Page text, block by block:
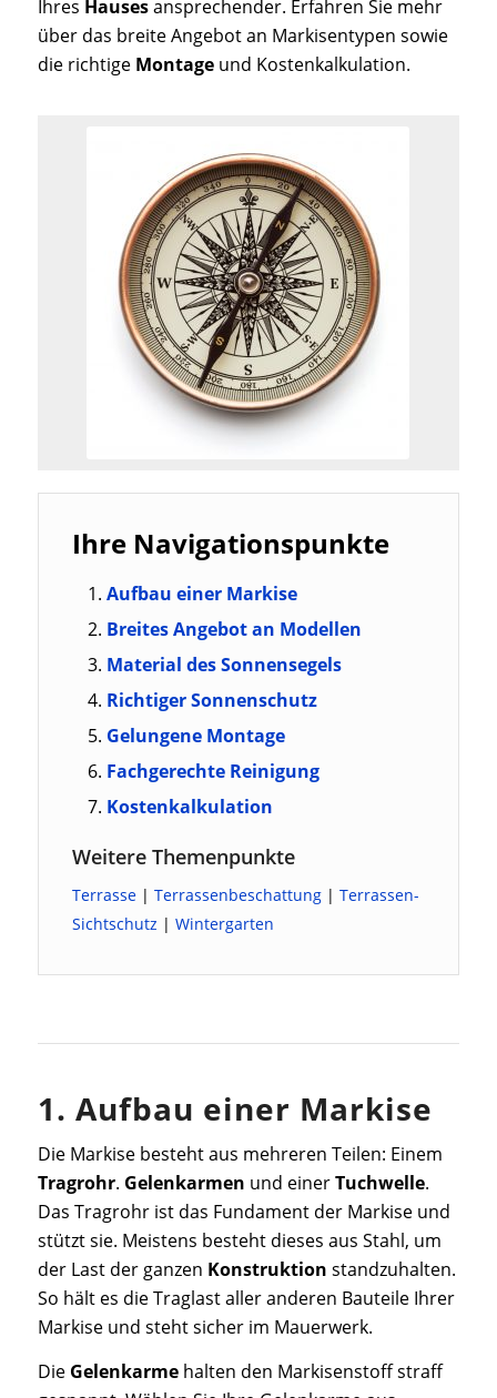
Ihres Hausesansprechender. Erfahren Sie mehr
über das breite Angebot an Markisentypen sowie
die richtige Montageund Kostenkalkulation.
Ihre Navigationspunkte
Aufbau einer Markise
Breites Angebot an Modellen
Material des Sonnensegels
Richtiger Sonnenschutz
Gelungene Montage
Fachgerechte Reinigung
Kostenkalkulation
Weitere Themenpunkte
Terrasse| Terrassenbeschattung| Terrassen-
Sichtschutz | Wintergarten
1. Aufbau einer Markise
Die Markise besteht aus mehreren Teilen: Einem
Tragrohr. Gelenkarmen und einerTuchwelle.
Das Tragrohr ist das Fundament der Markise und
stützt sie. Meistens besteht dieses aus Stahl, um
der Last der ganzen Konstruktion standzuhalten.
So hält es die Traglast aller anderen Bauteile Ihrer
Markise und steht sicher im Mauerwerk.
Die Gelenkarmehalten den Markisenstoff straff